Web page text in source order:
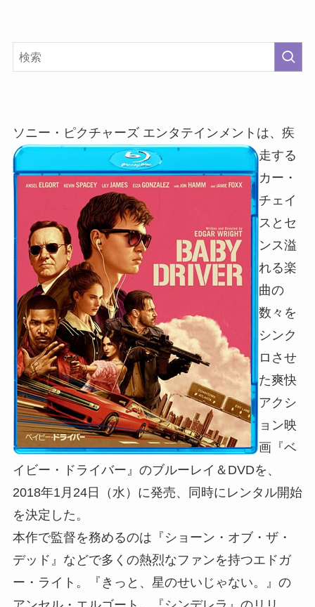
ソニー・ピクチャーズ エンタテインメントは、疾
走する
カー・
チェイ
スとセ
ンス溢
れる楽
曲の
数々を
シンク
ロさせ
た爽快
アクシ
ョン映
画『ベ
イビー・ドライバー』のブルーレイ＆DVDを、
2018年1月24日（水）に発売、同時にレンタル開始
を決定した。
本作で監督を務めるのは『ショーン・オブ・ザ・
デッド』などで多くの熱烈なファンを持つエドガ
ー・ライト。『きっと、星のせいじゃない。』の